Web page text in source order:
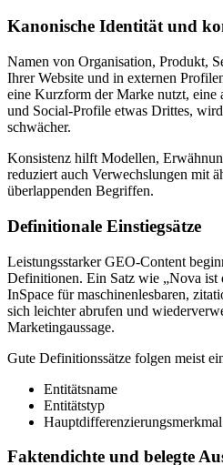
Kanonische Identität und
Namen von Organisation, Produkt,
Ihrer Website und in externen
eine Kurzform der Marke nutzt, eine
und Social‑Profile etwas Drittes,
schwächer.
Konsistenz hilft Modellen,
reduziert auch Verwechslungen mit
überlappenden Begriffen.
Definitionale Einstiegsätze
Leistungsstarker GEO‑Content
Definitionen. Ein Satz wie „Nova ist
InSpace für maschinenlesbaren,
sich leichter abrufen und
Marketingaussage.
Gute Definitionssätze folgen meist
Entitätsname
Entitätstyp
Hauptdifferenzierungsmerkmal
Faktendichte und belegte